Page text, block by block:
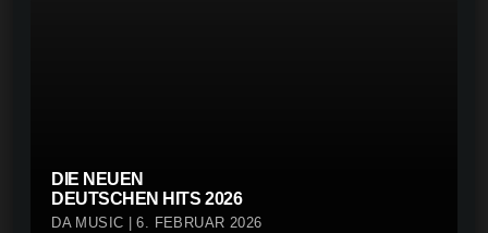
DIE NEUEN
DEUTSCHEN HITS 2026
DA MUSIC | 6. FEBRUAR 2026